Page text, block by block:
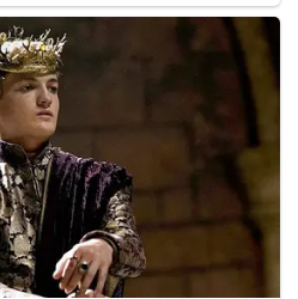
terowong menora